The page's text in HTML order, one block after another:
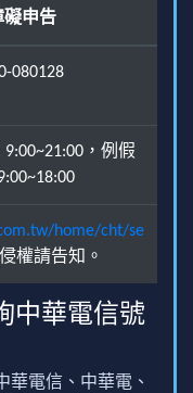
礙申告
080128
，例假
home/cht/se
權請告知。
中華電信號
華電信、中華電、